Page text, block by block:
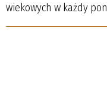
wiekowych w każdy